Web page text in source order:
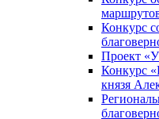
Конкурс
Проект «У
Конкурс
князя